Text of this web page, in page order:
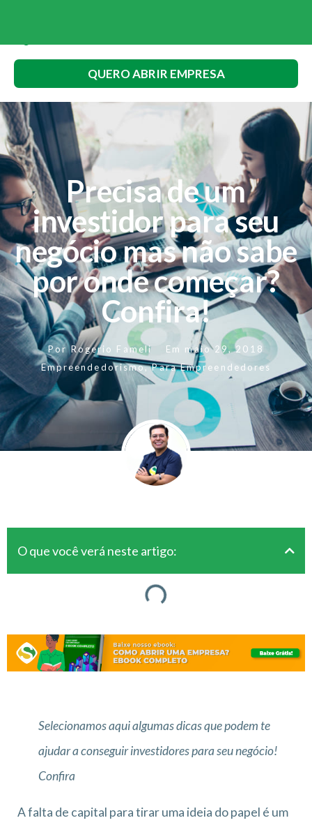
QUERO ABRIR EMPRESA
Precisa de um
investidor para seu
negócio mas não sabe
por onde começar?
Confira!
PorRogerio Fameli Em maio 29, 2018
Empreendedorismo,Para Empreendedores
O que você verá neste artigo:
Selecionamos aqui algumas dicas que podem te
ajudar a conseguir investidores para seu negócio!
Confira
A falta de capital para tirar uma ideia do papel é um